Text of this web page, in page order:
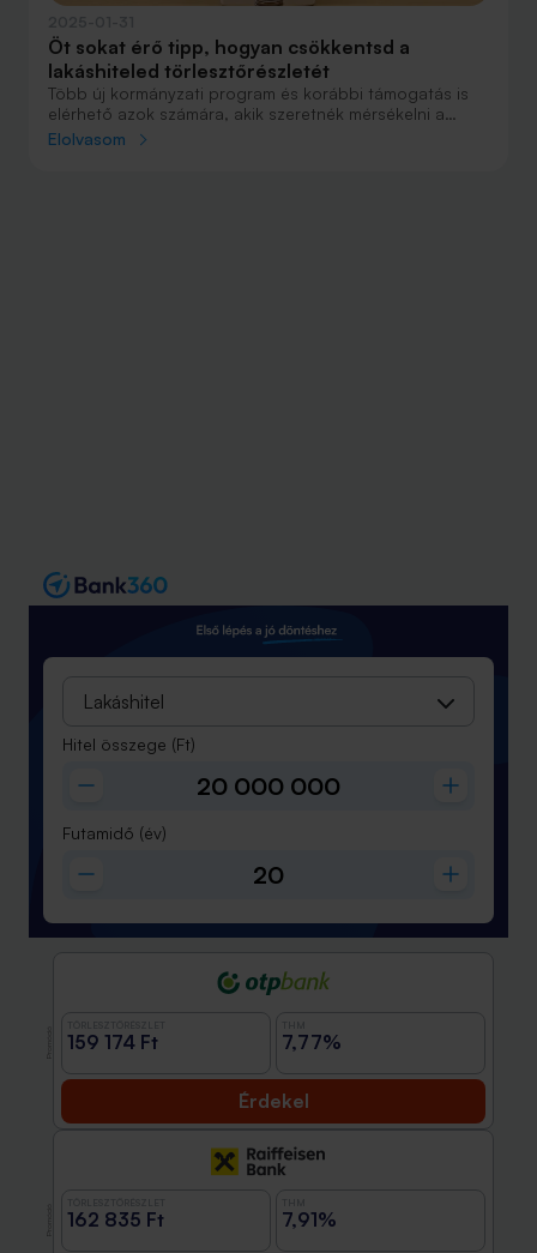
Öt sokat érő tipp, hogyan csökkentsd a
lakáshiteled törlesztőrészletét
Több új kormányzati program és korábbi támogatás is
elérhető azok számára, akik szeretnék mérsékelni a
lakáshitelük részleteit. Több százezeres, milliós
Elolvasom
Lakáshitel
Hitel összege (Ft)
Futamidő (év)
159 174 Ft 7,77%
Érdekel
162 835 Ft 7,91%